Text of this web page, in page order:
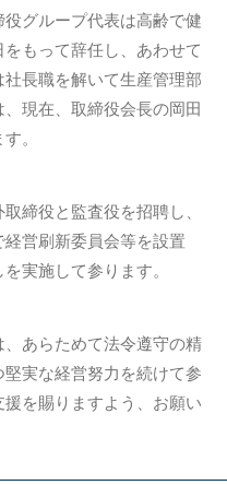
グループ代表は高齢で健
もって辞任し、あわせて
長職を解いて生産管理部
現在、取締役会長の岡田
。
締役と監査役を招聘し、
営刷新委員会等を設置
実施して参ります。
あらためて法令遵守の精
実な経営努力を続けて参
を賜りますよう、お願い